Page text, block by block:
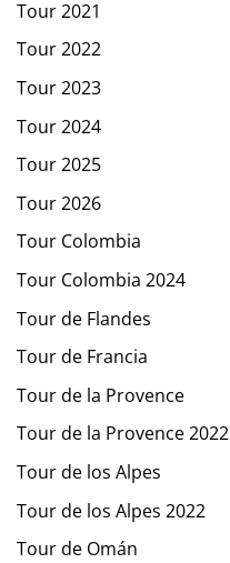
Tour 2021
Tour 2022
Tour 2023
Tour 2024
Tour 2025
Tour 2026
Tour Colombia
Tour Colombia 2024
Tour de Flandes
Tour de Francia
Tour de la Provence
Tour de la Provence 2022
Tour de los Alpes
Tour de los Alpes 2022
Tour de Omán